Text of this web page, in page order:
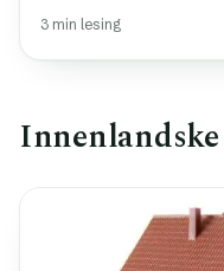
3 min lesing